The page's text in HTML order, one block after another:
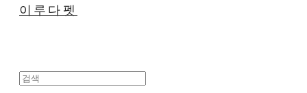
이루다펫